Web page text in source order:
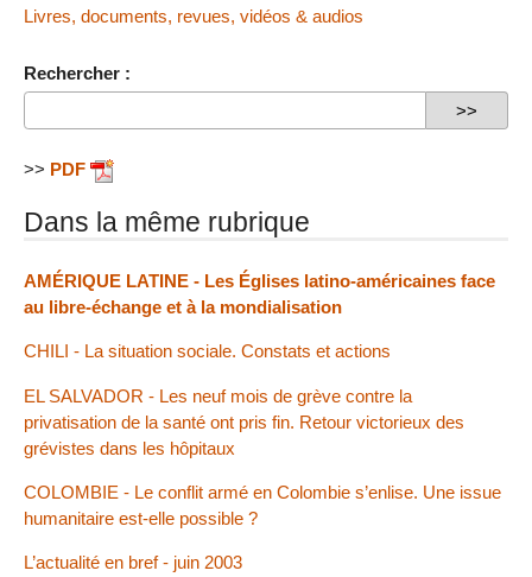
Livres, documents, revues, vidéos & audios
Rechercher :
>> PDF
Dans la même rubrique
AMÉRIQUE LATINE - Les Églises latino-américaines face
au libre-échange et à la mondialisation
CHILI - La situation sociale. Constats et actions
EL SALVADOR - Les neuf mois de grève contre la
privatisation de la santé ont pris fin. Retour victorieux des
grévistes dans les hôpitaux
COLOMBIE - Le conflit armé en Colombie s’enlise. Une issue
humanitaire est-elle possible ?
L’actualité en bref - juin 2003